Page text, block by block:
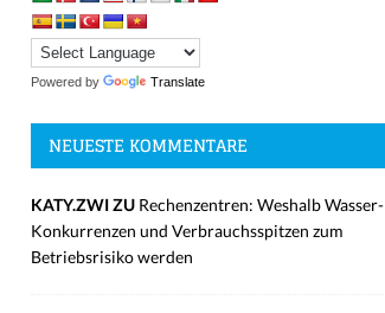
Powered by Translate
NEUESTE KOMMENTARE
KATY.ZWI ZU Rechenzentren: Weshalb Wasser-
Konkurrenzen und Verbrauchsspitzen zum
Betriebsrisiko werden